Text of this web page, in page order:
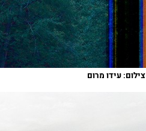
צילום: עידו מרום